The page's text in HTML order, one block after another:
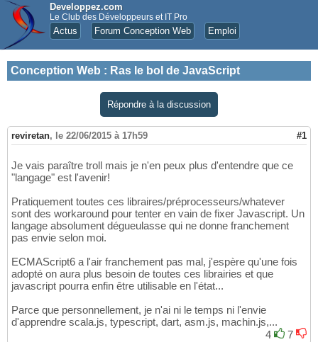
Developpez.com
Le Club des Développeurs et IT Pro
Actus Forum Conception Web Emploi
Conception Web : Ras le bol de JavaScript
Répondre à la discussion
reviretan, le 22/06/2015 à 17h59 #1
Je vais paraître troll mais je n'en peux plus d'entendre que ce
"langage" est l'avenir!
Pratiquement toutes ces libraires/préprocesseurs/whatever
sont des workaround pour tenter en vain de fixer Javascript. Un
langage absolument dégueulasse qui ne donne franchement
pas envie selon moi.
ECMAScript6 a l'air franchement pas mal, j'espère qu'une fois
adopté on aura plus besoin de toutes ces librairies et que
javascript pourra enfin être utilisable en l'état...
Parce que personnellement, je n'ai ni le temps ni l'envie
d'apprendre scala.js, typescript, dart, asm.js, machin.js,...
4
7